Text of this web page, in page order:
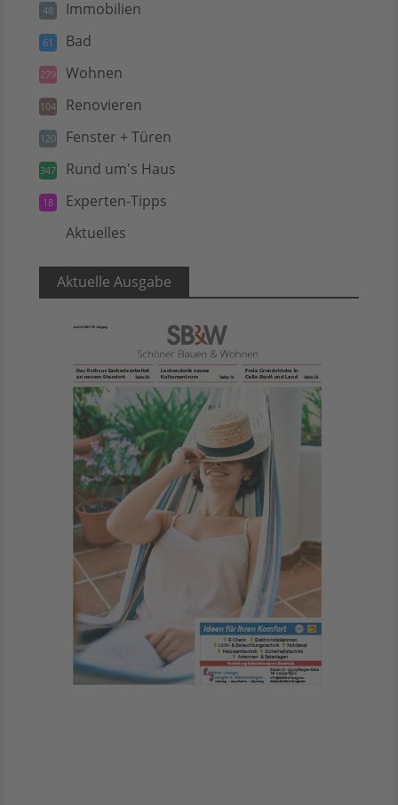
48 Immobilien
61 Bad
279 Wohnen
104 Renovieren
120 Fenster + Türen
347 Rund um's Haus
18 Experten-Tipps
Aktuelles
Aktuelle Ausgabe